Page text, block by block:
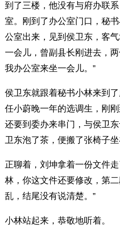
到了三楼，他没有与府办联
室。刚到了办公室门口，秘
公室出来，见到侯卫东，客
一会儿，曾副县长刚进去，
我办公室来坐一会儿。”
侯卫东就跟着秘书小林来到
任小蔚晚一年的选调生，刚
还要到委办来串门，与侯卫
卫东泡了茶，便搬了张椅子坐
正聊着，刘坤拿着一份文件
林，你这文件还要修改，第
乱，结尾没有说清楚。”
小林站起来，恭敬地听着。